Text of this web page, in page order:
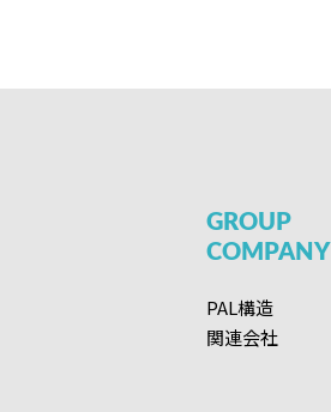
GROUP
COMPANY
PAL構造
関連会社